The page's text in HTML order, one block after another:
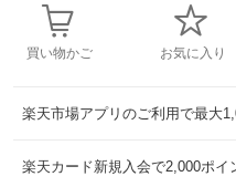
買い物かご お気に入り
楽天市場アプリのご利用で最大
楽天カード新規入会で2,000ポイ